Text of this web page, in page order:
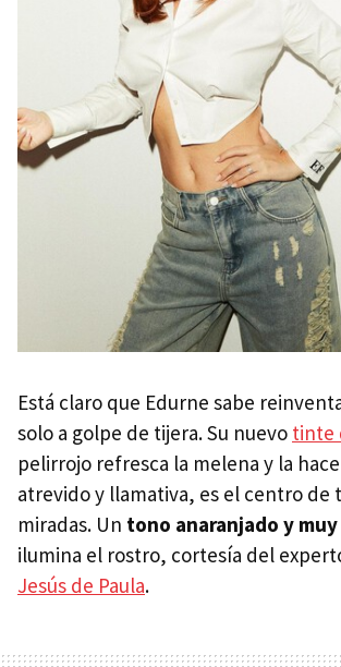
Está claro que Edurne sabe
solo a golpe de tijera. Su nuevo tinte
pelirrojo refresca la melena y la
atrevido y llamativa, es el centro de
miradas. Un tono anaranjado y
ilumina el rostro, cortesía del
Jesús de Paula.